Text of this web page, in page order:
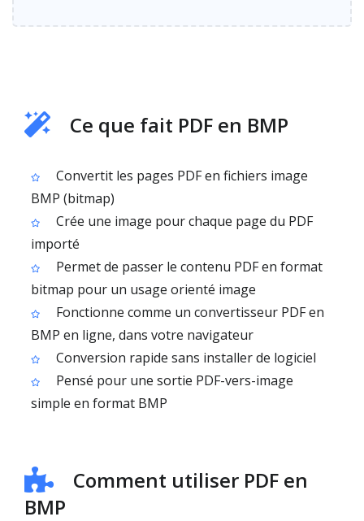
Ce que fait PDF en BMP
Convertit les pages PDF en fichiers image
BMP (bitmap)
Crée une image pour chaque page du PDF
importé
Permet de passer le contenu PDF en format
bitmap pour un usage orienté image
Fonctionne comme un convertisseur PDF en
BMP en ligne, dans votre navigateur
Conversion rapide sans installer de logiciel
Pensé pour une sortie PDF-vers-image
simple en format BMP
Comment utiliser PDF en
BMP